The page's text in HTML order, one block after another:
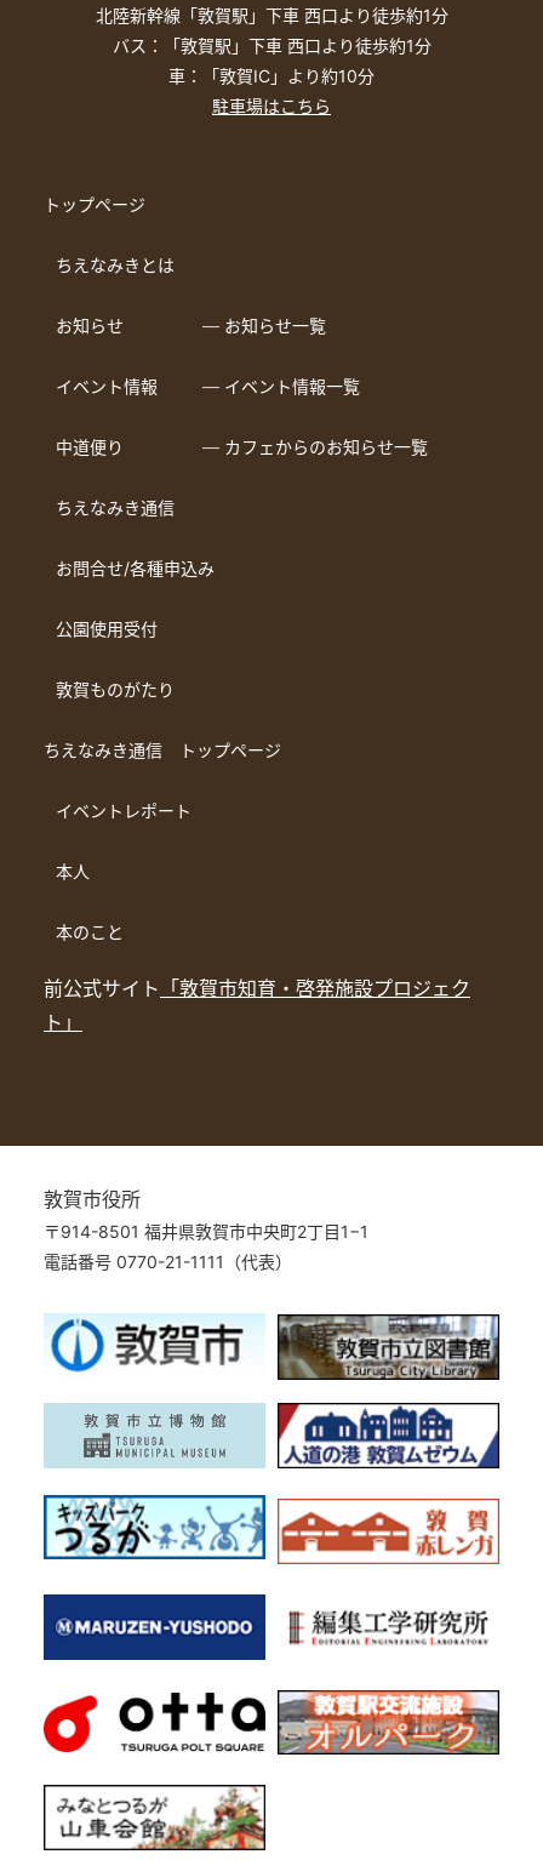
北陸新幹線「敦賀駅」下車 西口より徒歩約1分
バス：「敦賀駅」下車 西口より徒歩約1分
車：「敦賀IC」より約10分
駐車場はこちら
トップページ
ちえなみきとは
お知らせ ― お知らせ一覧
イベント情報 ― イベント情報一覧
中道便り ― カフェからのお知らせ一覧
ちえなみき通信
お問合せ/各種申込み
公園使用受付
敦賀ものがたり
ちえなみき通信 トップページ
イベントレポート
本人
本のこと
前公式サイト 「敦賀市知育・啓発施設プロジェク
ト」
敦賀市役所
〒914-8501 福井県敦賀市中央町2丁目1−1
電話番号 0770-21-1111（代表）